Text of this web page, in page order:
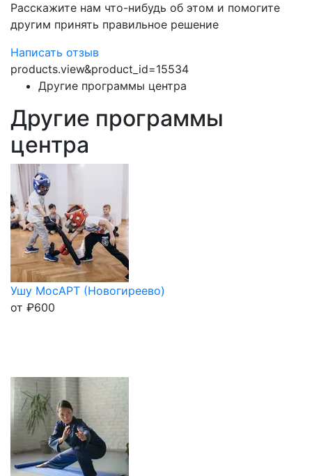
Расскажите нам что-нибудь об этом и помогите
другим принять правильное решение
Написать отзыв
products.view&product_id=15534
Другие программы центра
Другие программы
центра
Ушу МосАРТ (Новогиреево)
от ₽600